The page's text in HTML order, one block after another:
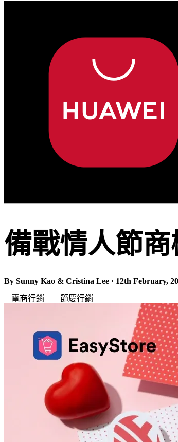
備戰情人節
By Sunny Kao & Cristina Lee · 12th February,
電商行銷
節慶行銷